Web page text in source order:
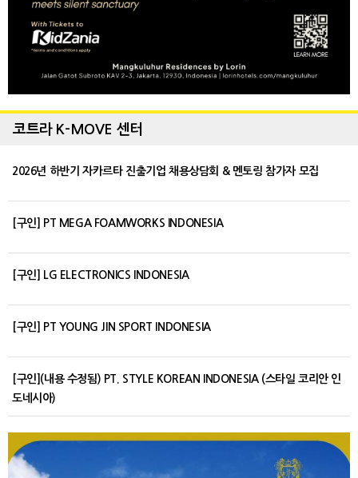
코트라 K-MOVE 센터
2026년 하반기 자카르타 진출기업 채용상담회 & 멘토링 참가자 모집
[구인] PT MEGA FOAMWORKS INDONESIA
[구인] LG ELECTRONICS INDONESIA
[구인] PT YOUNG JIN SPORT INDONESIA
[구인](내용 수정됨) PT. STYLE KOREAN INDONESIA (스타일 코리안 인
도네시아)